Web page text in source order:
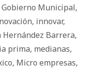
Gobierno Municipal,
, innovar,
Hernández Barrera,
prima, medianas,
, Micro empresas,